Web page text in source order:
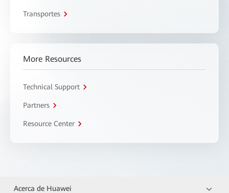
Transportes
More Resources
Technical Support
Partners
Resource Center
Acerca de Huawei